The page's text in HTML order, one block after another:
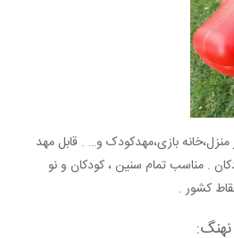
منزل،خانه بازی،مهدکودک و… . قابل مهد
. مناسب تمام سنین ، کودکان و نو
کشور .